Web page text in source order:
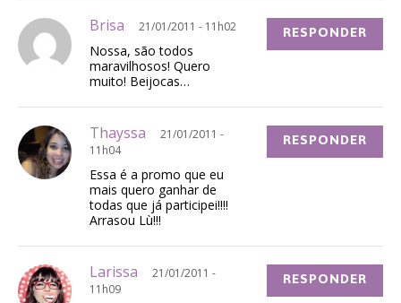
Brisa 21/01/2011 - 11h02
Nossa, são todos
maravilhosos! Quero
muito! Beijocas…
RESPONDER
Thayssa
21/01/2011 -
11h04
Essa é a promo que eu
mais quero ganhar de
todas que já participei!!!!
Arrasou Lù!!!
RESPONDER
Larissa
21/01/2011 -
11h09
RESPONDER